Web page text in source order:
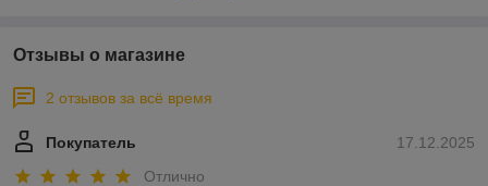
Отзывы о магазине
2 отзывов за всё время
17.12.2025
Покупатель
Отлично